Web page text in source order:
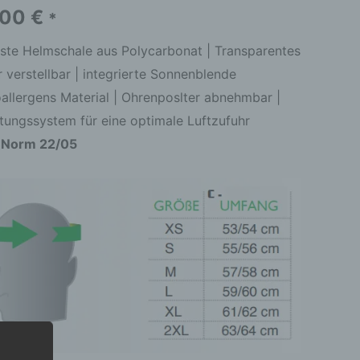
€ *
Helmschale aus Polycarbonat | Transparentes
verstellbar | integrierte Sonnenblende
Material | Ohrenposlter abnehmbar |
für eine optimale Luftzufuhr
22/05